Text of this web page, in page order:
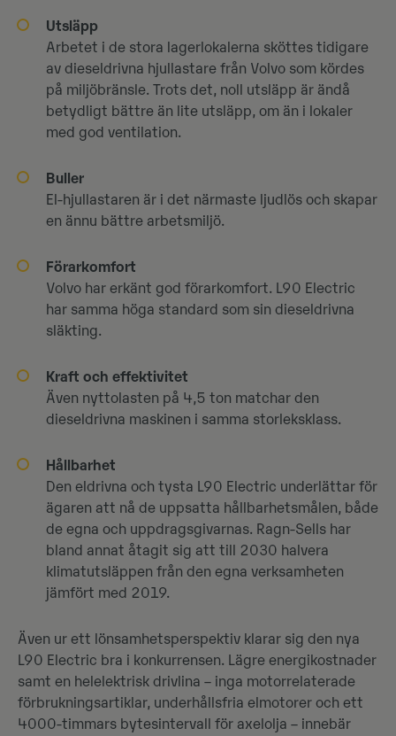
Utsläpp
Arbetet i de stora lagerlokalerna sköttes tidigare
av dieseldrivna hjullastare från Volvo som kördes
på miljöbränsle. Trots det, noll utsläpp är ändå
betydligt bättre än lite utsläpp, om än i lokaler
med god ventilation.
Buller
El-hjullastaren är i det närmaste ljudlös och skapar
en ännu bättre arbetsmiljö.
Förarkomfort
Volvo har erkänt god förarkomfort. L90 Electric
har samma höga standard som sin dieseldrivna
släkting.
Kraft och effektivitet
Även nyttolasten på 4,5 ton matchar den
dieseldrivna maskinen i samma storleksklass.
Hållbarhet
Den eldrivna och tysta L90 Electric underlättar för
ägaren att nå de uppsatta hållbarhetsmålen, både
de egna och uppdragsgivarnas. Ragn-Sells har
bland annat åtagit sig att till 2030 halvera
klimatutsläppen från den egna verksamheten
jämfört med 2019.
Även ur ett lönsamhetsperspektiv klarar sig den nya
L90 Electric bra i konkurrensen. Lägre energikostnader
samt en helelektrisk drivlina – inga motorrelaterade
förbrukningsartiklar, underhållsfria elmotorer och ett
4000-timmars bytesintervall för axelolja – innebär